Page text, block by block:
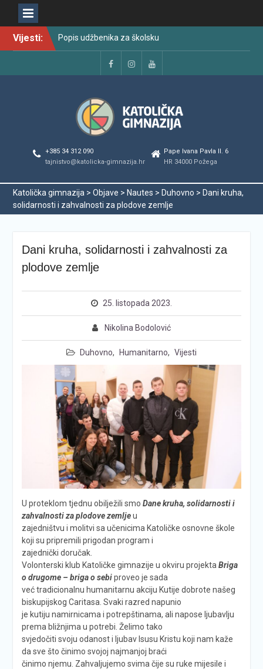
Vijesti:
Popis udžbenika za školsku
godinu 2026./2027.
Raspored održavanja
popravnih ispita u školskoj
Najava promjena u radu i
organizaciji tijekom ljetnog
odmora učenika za školsku
godinu 2025./2026.
Svečanom dodjelom
maturalnih svjedodžbi
2022./2026.
Odmor od škole, ali ne i od
vrlina
FacebookInstagramYouTube
+385 34 312 090
tajnistvo@katolicka-gimnazija.hr
Pape Ivana Pavla II. 6
HR 34000 Požega
Katolička gimnazija > Objave > Nautes > Duhovno > Dani kruha,
solidarnosti i zahvalnosti za plodove zemlje
Dani kruha, solidarnosti i zahvalnosti za
plodove zemlje
25. listopada 2023.
Nikolina Bodolović
Duhovno, Humanitarno, Vijesti
U proteklom tjednu obilježili smo Dane kruha, solidarnosti i
zahvalnosti za plodove zemlje u
zajedništvu i molitvi sa učenicima Katoličke osnovne škole
koji su pripremili prigodan program i
zajednički doručak.
Volonterski klub Katoličke gimnazije u okviru projekta Briga
o drugome – briga o sebiproveo je sada
već tradicionalnu humanitarnu akciju Kutije dobrote našeg
biskupijskog Caritasa. Svaki razred napunio
je kutiju namirnicama i potrepštinama, ali napose ljubavlju
prema bližnjima u potrebi. Želimo tako
svjedočiti svoju odanost i ljubav Isusu Kristu koji nam kaže
da sve što činimo svojoj najmanjoj braći
činimo njemu. Zahvaljujemo svima čije su ruke mijesile i